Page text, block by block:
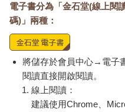
電子書分為「金石堂(線上閱
碼)」兩種：
將儲存於會員中心→電子
閱讀直接開啟閱讀。
線上閱讀：
建議使用Chrome、